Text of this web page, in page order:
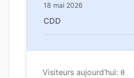
18 mai 2026
CDD
Visiteurs aujourd’hui: 0